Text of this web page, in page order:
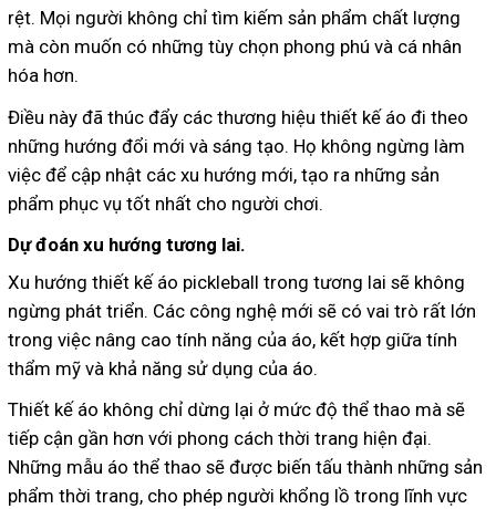
rệt. Mọi người không chỉ tìm kiếm sản phẩm chất lượng
mà còn muốn có những tùy chọn phong phú và cá nhân
hóa hơn.
Điều này đã thúc đẩy các thương hiệu thiết kế áo đi theo
những hướng đổi mới và sáng tạo. Họ không ngừng làm
việc để cập nhật các xu hướng mới, tạo ra những sản
phẩm phục vụ tốt nhất cho người chơi.
Dự đoán xu hướng tương lai.
Xu hướng thiết kế áo pickleball trong tương lai sẽ không
ngừng phát triển. Các công nghệ mới sẽ có vai trò rất lớn
trong việc nâng cao tính năng của áo, kết hợp giữa tính
thẩm mỹ và khả năng sử dụng của áo.
Thiết kế áo không chỉ dừng lại ở mức độ thể thao mà sẽ
tiếp cận gần hơn với phong cách thời trang hiện đại.
Những mẫu áo thể thao sẽ được biến tấu thành những sản
phẩm thời trang, cho phép người khổng lồ trong lĩnh vực